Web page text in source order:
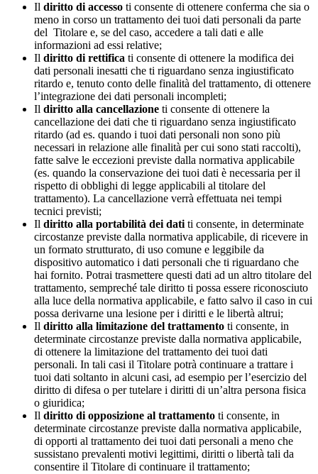
Il diritto di accesso ti consente di ottenere conferma che sia o
meno in corso un trattamento dei tuoi dati personali da parte
del Titolare e, se del caso, accedere a tali dati e alle
informazioni ad essi relative;
Il diritto di rettifica ti consente di ottenere la modifica dei
dati personali inesatti che ti riguardano senza ingiustificato
ritardo e, tenuto conto delle finalità del trattamento, di ottenere
l’integrazione dei dati personali incompleti;
Il diritto alla cancellazione ti consente di ottenere la
cancellazione dei dati che ti riguardano senza ingiustificato
ritardo (ad es. quando i tuoi dati personali non sono più
necessari in relazione alle finalità per cui sono stati raccolti),
fatte salve le eccezioni previste dalla normativa applicabile
(es. quando la conservazione dei tuoi dati è necessaria per il
rispetto di obblighi di legge applicabili al titolare del
trattamento). La cancellazione verrà effettuata nei tempi
tecnici previsti;
Il diritto alla portabilità dei dati ti consente, in determinate
circostanze previste dalla normativa applicabile, di ricevere in
un formato strutturato, di uso comune e leggibile da
dispositivo automatico i dati personali che ti riguardano che
hai fornito. Potrai trasmettere questi dati ad un altro titolare del
trattamento, sempreché tale diritto ti possa essere riconosciuto
alla luce della normativa applicabile, e fatto salvo il caso in cui
possa derivarne una lesione per i diritti e le libertà altrui;
Il diritto alla limitazione del trattamento ti consente, in
determinate circostanze previste dalla normativa applicabile,
di ottenere la limitazione del trattamento dei tuoi dati
personali. In tali casi il Titolare potrà continuare a trattare i
tuoi dati soltanto in alcuni casi, ad esempio per l’esercizio del
diritto di difesa o per tutelare i diritti di un’altra persona fisica
o giuridica;
Il diritto di opposizione al trattamento ti consente, in
determinate circostanze previste dalla normativa applicabile,
di opporti al trattamento dei tuoi dati personali a meno che
sussistano prevalenti motivi legittimi, diritti o libertà tali da
consentire il Titolare di continuare il trattamento;